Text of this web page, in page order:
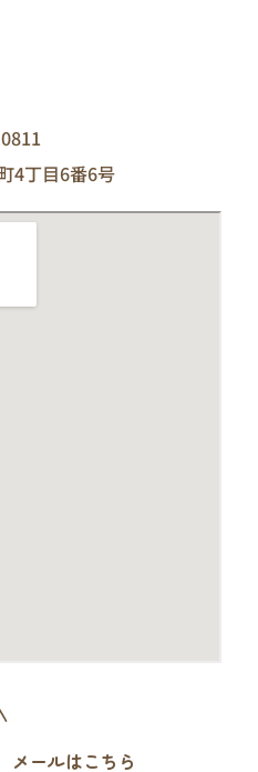
4丁目6番6号
メールはこちら